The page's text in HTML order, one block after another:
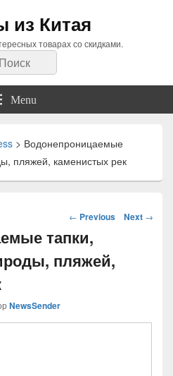
из Китая
товарах со скидками.
Search
Menu
> Водонепроницаемые
пляжей, каменистых рек
Навигация
статьям
← Previous Next →
тапки,
пляжей,
NewsSender